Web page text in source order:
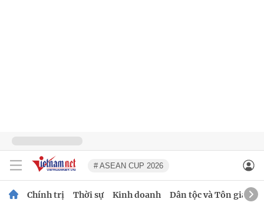
# ASEAN CUP 2026
Chính trị Thời sự Kinh doanh Dân tộc và Tôn giáo